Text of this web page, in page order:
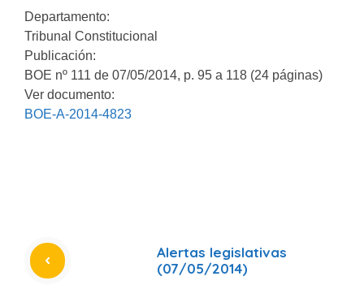
Departamento:
Tribunal Constitucional
Publicación:
BOE nº 111 de 07/05/2014, p. 95 a 118 (24 páginas)
Ver documento:
BOE-A-2014-4823
Alertas legislativas
(07/05/2014)